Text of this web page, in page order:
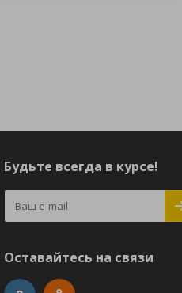
Будьте всегда в курсе!
Оставайтесь на связи